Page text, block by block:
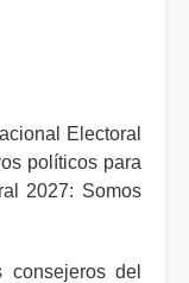
Electoral
políticos para
2027: Somos
consejeros del